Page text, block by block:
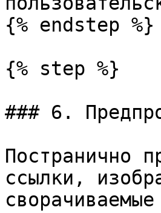
{% endstep %}
{% step %}
### 6.
Постранично
ссылки,